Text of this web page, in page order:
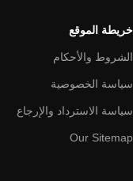
خريطة الموقع
الشروط والأحكام
سياسة الخصوصية
سياسة الاسترداد والإرجاع
Our Sitemap